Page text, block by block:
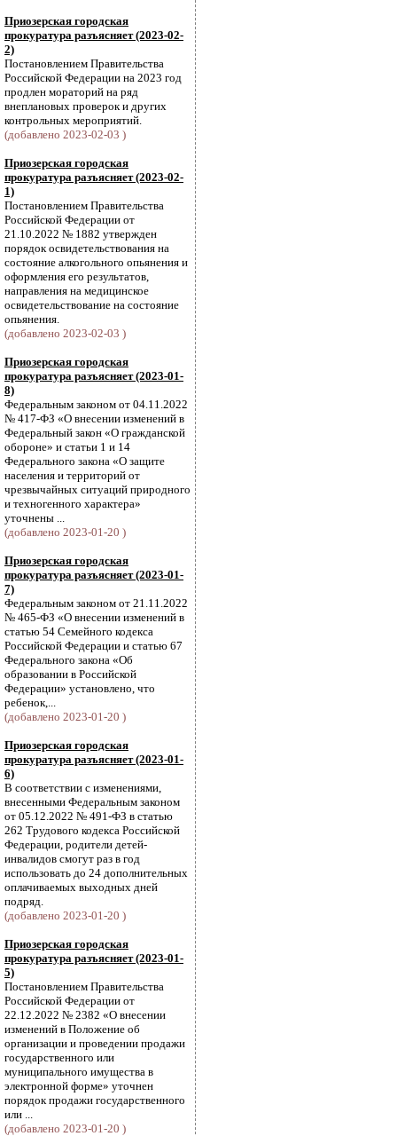
Приозерская городская
прокуратура разъясняет (2023-02-
2)
Постановлением Правительства
Российской Федерации на 2023 год
продлен мораторий на ряд
внеплановых проверок и других
контрольных мероприятий.
(добавлено 2023-02-03 )
Приозерская городская
прокуратура разъясняет (2023-02-
1)
Постановлением Правительства
Российской Федерации от
21.10.2022 № 1882 утвержден
порядок освидетельствования на
состояние алкогольного опьянения и
оформления его результатов,
направления на медицинское
освидетельствование на состояние
опьянения.
(добавлено 2023-02-03 )
Приозерская городская
прокуратура разъясняет (2023-01-
8)
Федеральным законом от 04.11.2022
№ 417-ФЗ «О внесении изменений в
Федеральный закон «О гражданской
обороне» и статьи 1 и 14
Федерального закона «О защите
населения и территорий от
чрезвычайных ситуаций природного
и техногенного характера»
уточнены ...
(добавлено 2023-01-20 )
Приозерская городская
прокуратура разъясняет (2023-01-
7)
Федеральным законом от 21.11.2022
№ 465-ФЗ «О внесении изменений в
статью 54 Семейного кодекса
Российской Федерации и статью 67
Федерального закона «Об
образовании в Российской
Федерации» установлено, что
ребенок,...
(добавлено 2023-01-20 )
Приозерская городская
прокуратура разъясняет (2023-01-
6)
В соответствии с изменениями,
внесенными Федеральным законом
от 05.12.2022 № 491-ФЗ в статью
262 Трудового кодекса Российской
Федерации, родители детей-
инвалидов смогут раз в год
использовать до 24 дополнительных
оплачиваемых выходных дней
подряд.
(добавлено 2023-01-20 )
Приозерская городская
прокуратура разъясняет (2023-01-
5)
Постановлением Правительства
Российской Федерации от
22.12.2022 № 2382 «О внесении
изменений в Положение об
организации и проведении продажи
государственного или
муниципального имущества в
электронной форме» уточнен
порядок продажи государственного
или ...
(добавлено 2023-01-20 )